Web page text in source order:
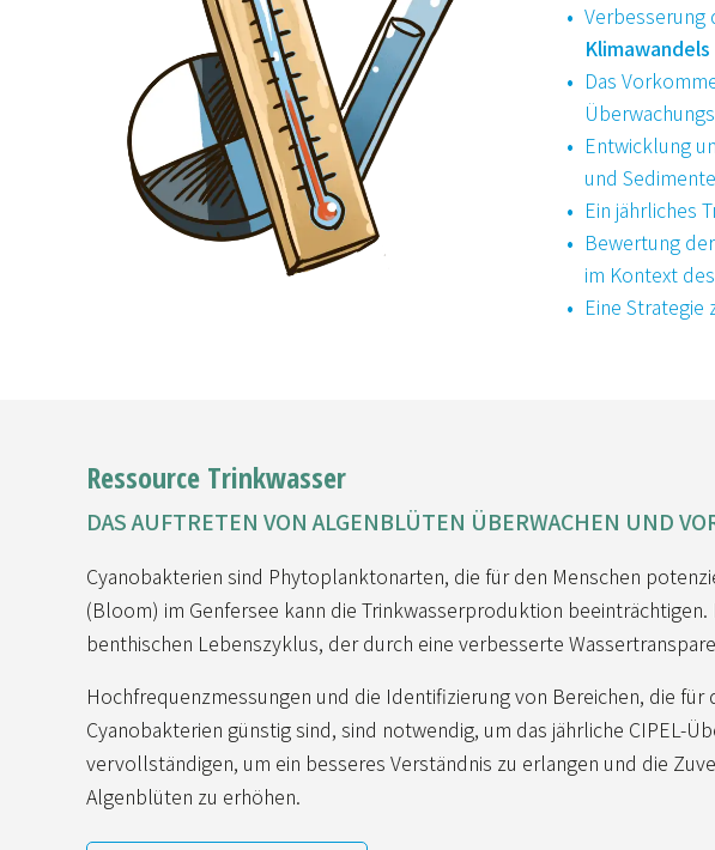
Verbesserung
Klimawandels
Das
Entwicklung
und
Ein jährliches
Bewertung
im Kontext
Eine
Ressource Trinkwasser
DAS AUFTRETEN VON ALGENBLÜTEN ÜBERWACHEN UND
Cyanobakterien sind Phytoplanktonarten, die für den Menschen
(Bloom) im Genfersee kann die Trinkwasserproduktion
benthischen Lebenszyklus, der durch eine verbesserte
Hochfrequenzmessungen und die Identifizierung von Bereichen, die
Cyanobakterien günstig sind, sind notwendig, um das jährliche CIPEL-
vervollständigen, um ein besseres Verständnis zu erlangen und die
Algenblüten zu erhöhen.